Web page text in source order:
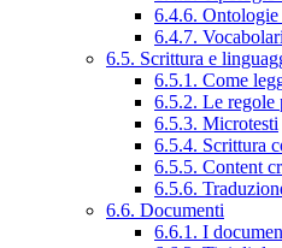
6.4.6. Ontologie
6.4.7.
6.5. Scrittura e
6.5.1. Come
6.5.2. Le regole
6.5.3. Microtesti
6.5.4. Scrittura
6.5.5. Content
6.5.6.
6.6. Documenti
6.6.1. I